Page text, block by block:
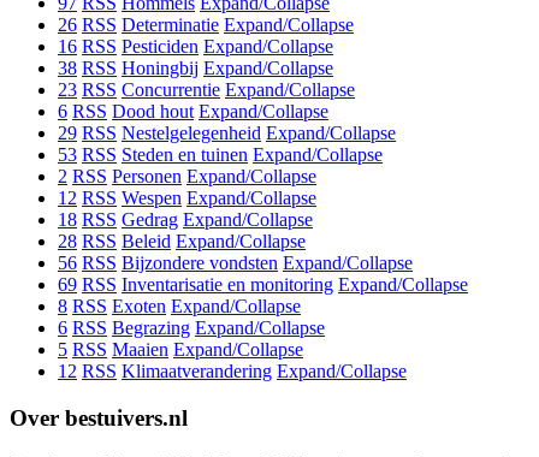
26 RSS Determinatie Expand/Collapse
16 RSS Pesticiden Expand/Collapse
38 RSS Honingbij Expand/Collapse
23 RSS Concurrentie Expand/Collapse
6 RSS Dood hout Expand/Collapse
29 RSS Nestelgelegenheid Expand/Collapse
53 RSS Steden en tuinen Expand/Collapse
2 RSS Personen Expand/Collapse
12 RSS Wespen Expand/Collapse
18 RSS Gedrag Expand/Collapse
28 RSS Beleid Expand/Collapse
56 RSS Bijzondere vondsten Expand/Collapse
69 RSS Inventarisatie en monitoring Expand/Collapse
8 RSS Exoten Expand/Collapse
6 RSS Begrazing Expand/Collapse
5 RSS Maaien Expand/Collapse
12 RSS Klimaatverandering Expand/Collapse
Over bestuivers.nl